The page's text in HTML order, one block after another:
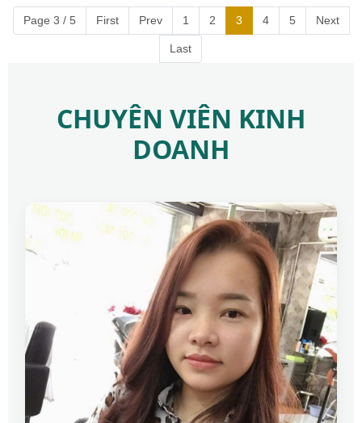
Page 3 / 5 First Prev 1 2 3 4 5 Next
Last
CHUYÊN VIÊN KINH
DOANH